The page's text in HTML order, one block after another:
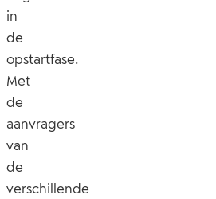
in
de
opstartfase.
Met
de
aanvragers
van
de
verschillende